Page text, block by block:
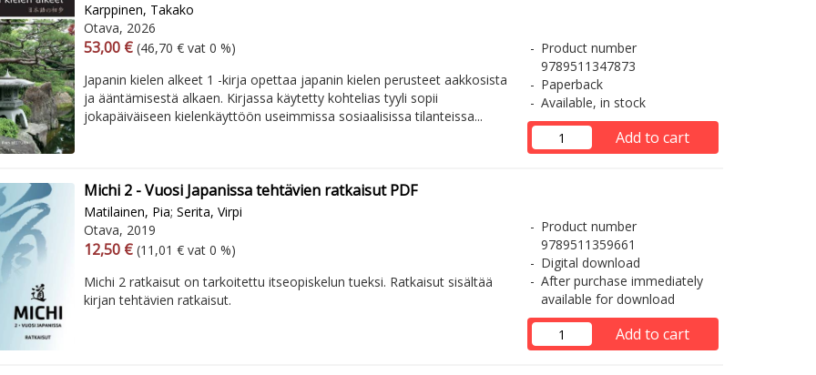
Karppinen, Takako
Otava, 2026
Arvonlisäverollinen hinta
53,00 € Excl. vat
(46,70 € vat 0 %)
Japanin kielen alkeet 1 -kirja opettaa japanin kielen perusteet aakkosista
ja ääntämisestä alkaen. Kirjassa käytetty kohtelias tyyli sopii
jokapäiväiseen kielenkäyttöön useimmissa sosiaalisissa tilanteissa...
Product number
9789511347873
Paperback
Available, in stock
Add to cart
Michi 2 - Vuosi Japanissa tehtävien ratkaisut PDF
Matilainen, Pia; Serita, Virpi
Otava, 2019
Arvonlisäverollinen hinta
12,50 € Excl. vat
(11,01 € vat 0 %)
Michi 2 ratkaisut on tarkoitettu itseopiskelun tueksi. Ratkaisut sisältää
kirjan tehtävien ratkaisut.
Product number
9789511359661
Digital download
After purchase immediately
available for download
Add to cart